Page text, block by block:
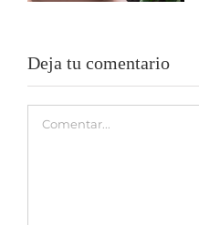
Deja tu comentario